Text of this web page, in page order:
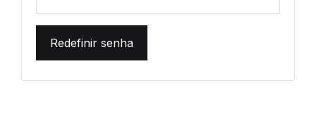
Redefinir senha